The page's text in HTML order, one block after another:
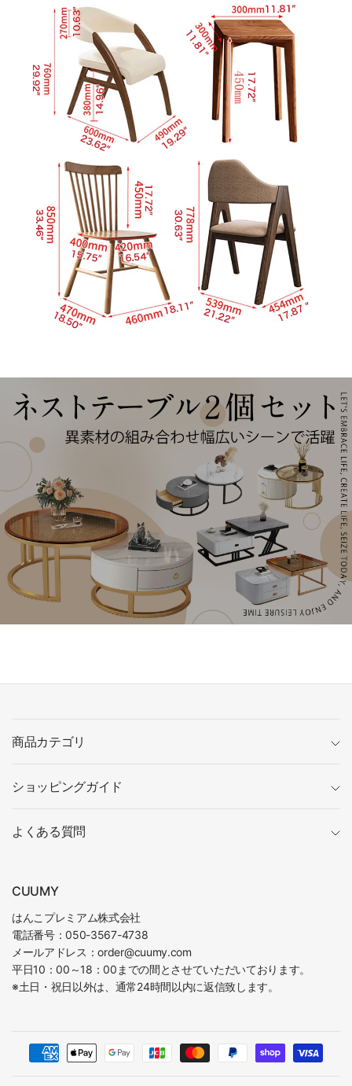
商品カテゴリ
ショッピングガイド
よくある質問
CUUMY
はんこプレミアム株式会社
電話番号：050-3567-4738
メールアドレス：order@cuumy.com
平日10：00～18：00までの間とさせていただいております。
※土日・祝日以外は、通常24時間以内に返信致します。